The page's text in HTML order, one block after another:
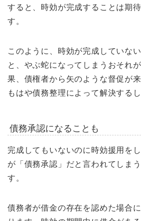
すると、時効が完成することは期
す。
このように、時効が完成していな
と、やぶ蛇になってしまうおそれ
果、債権者から矢のような督促が
もはや債務整理によって解決する
債務承認になることも
完成してもいないのに時効援用を
が「債務承認」だと言われてしま
す。
債務者が借金の存在を認めた場合